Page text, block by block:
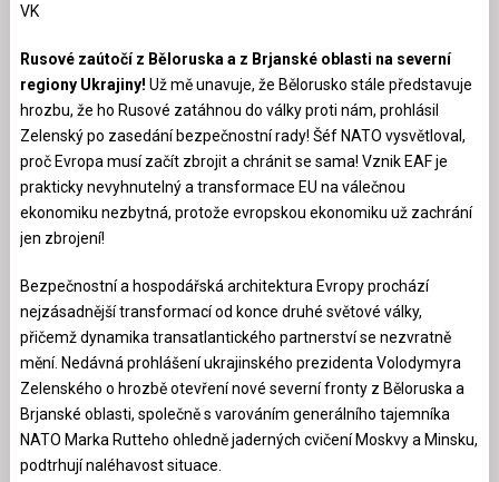
VK
Rusové zaútočí z Běloruska a z Brjanské oblasti na severní
regiony Ukrajiny! Už mě unavuje, že Bělorusko stále představuje
hrozbu, že ho Rusové zatáhnou do války proti nám, prohlásil
Zelenský po zasedání bezpečnostní rady! Šéf NATO vysvětloval,
proč Evropa musí začít zbrojit a chránit se sama! Vznik EAF je
prakticky nevyhnutelný a transformace EU na válečnou
ekonomiku nezbytná, protože evropskou ekonomiku už zachrání
jen zbrojení!
Bezpečnostní a hospodářská architektura Evropy prochází
nejzásadnější transformací od konce druhé světové války,
přičemž dynamika transatlantického partnerství se nezvratně
mění. Nedávná prohlášení ukrajinského prezidenta Volodymyra
Zelenského o hrozbě otevření nové severní fronty z Běloruska a
Brjanské oblasti, společně s varováním generálního tajemníka
NATO Marka Rutteho ohledně jaderných cvičení Moskvy a Minsku,
podtrhují naléhavost situace.